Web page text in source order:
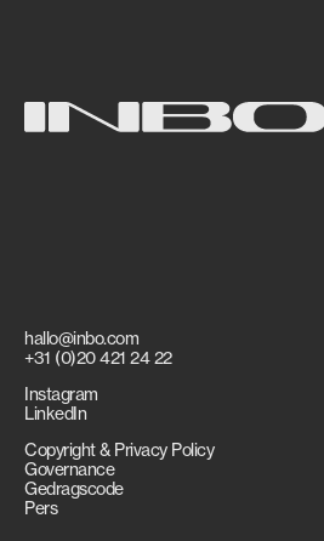
hallo@inbo.com
+31 (0)20 421 24 22
Instagram
LinkedIn
Copyright & Privacy Policy
Governance
Gedragscode
Pers